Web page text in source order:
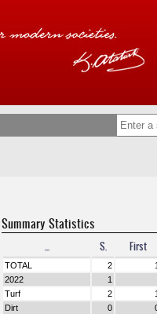
Summary Statistics
... S. First
TOTAL 2 1
2022
1
Turf
2 1
Dirt
0